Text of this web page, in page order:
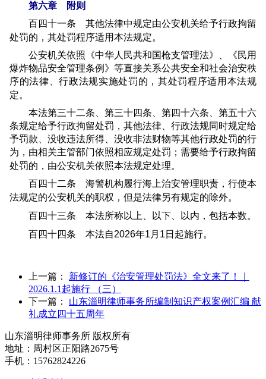
第六章 附则
百四十一条 其他法律中规定由公安机关给予行政拘留
处罚的，其处罚程序适用本法规定。
公安机关依照《中华人民共和国枪支管理法》、《民用
爆炸物品安全管理条例》等直接关系公共安全和社会治安秩
序的法律、行政法规实施处罚的，其处罚程序适用本法规
定。
本法第三十二条、第三十四条、第四十六条、第五十六
条规定给予行政拘留处罚，其他法律、行政法规同时规定给
予罚款、没收违法所得、没收非法财物等其他行政处罚的行
为，由相关主管部门依照相应规定处罚；需要给予行政拘留
处罚的，由公安机关依照本法规定处理。
百四十二条 海警机构履行海上治安管理职责，行使本
法规定的公安机关的职权，但是法律另有规定的除外。
百四十三条 本法所称以上、以下、以内，包括本数。
百四十四条 本法自2026年1月1日起施行。
上一篇：
新修订的《治安管理处罚法》全文来了！｜
2026.1.1起施行 （三）
下一篇：
山东淄明律师事务所编制知识产权案例汇编 献
礼成立四十五周年
山东淄明律师事务所 版权所有
地址：周村区正阳路2675号
手机：15762824226